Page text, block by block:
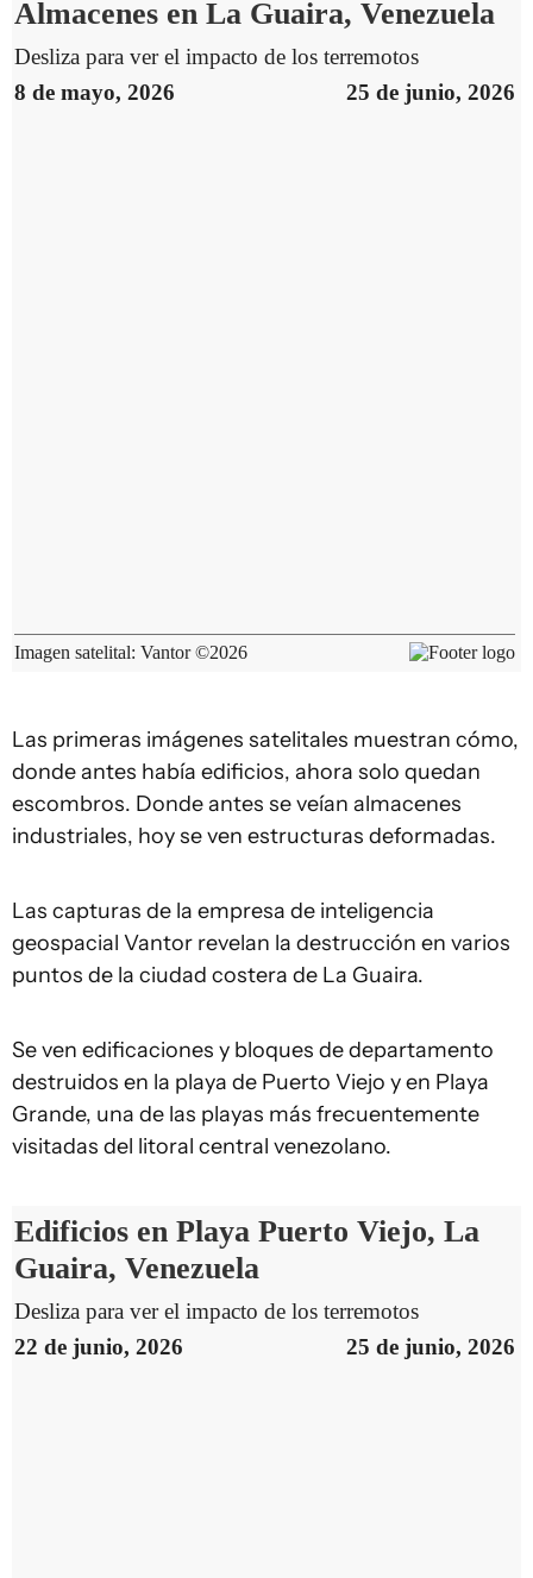
Las primeras imágenes satelitales muestran cómo,
donde antes había edificios, ahora solo quedan
escombros. Donde antes se veían almacenes
industriales, hoy se ven estructuras deformadas.
Las capturas de la empresa de inteligencia
geospacial Vantor revelan la destrucción en varios
puntos de la ciudad costera de La Guaira.
Se ven edificaciones y bloques de departamento
destruidos en la playa de Puerto Viejo y en Playa
Grande, una de las playas más frecuentemente
visitadas del litoral central venezolano.